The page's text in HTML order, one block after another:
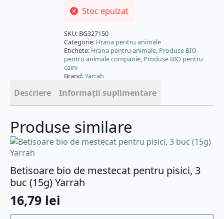
Stoc epuizat
SKU: BG327150
Categorie: Hrana pentru animale
Etichete: Hrana pentru animale, Produse BIO
pentru animale companie, Produse BIO pentru
caini
Brand:Yarrah
Descriere Informații suplimentare
Produse similare
Betisoare bio de mestecat pentru pisici, 3
buc (15g) Yarrah
16,79 lei